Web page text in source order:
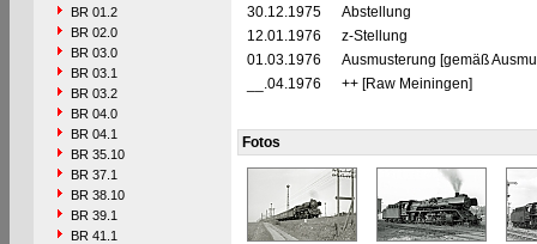
BR 01.2
BR 02.0
BR 03.0
BR 03.1
BR 03.2
BR 04.0
BR 04.1
BR 35.10
BR 37.1
BR 38.10
BR 39.1
BR 41.1
30.12.1975
Abstellung
12.01.1976
z-Stellung
01.03.1976
Ausmusterung [gemäß
__.04.1976
++ [Raw Meiningen]
Fotos